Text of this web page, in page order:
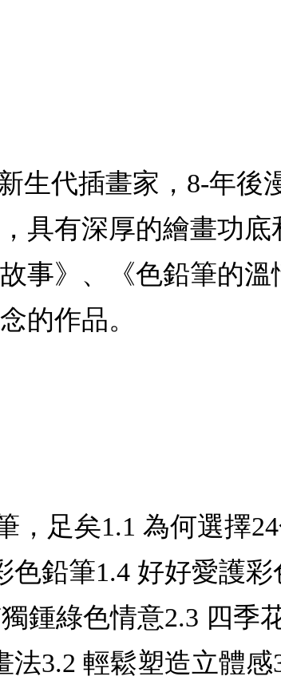
生代插畫家，8-年後
具有深厚的繪畫功底
事》、《色鉛筆的
的作品。
，足矣1.1 為何選擇
鉛筆1.4 好好愛護
鍾綠色情意2.3 四季
3.2 輕鬆塑造立體感